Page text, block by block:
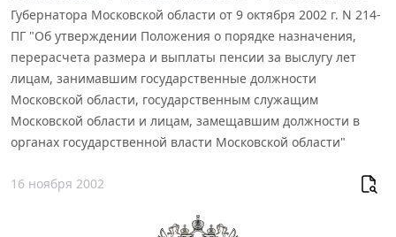
Губернатора Московской области от 9 октября 2002 г. N 214-
ПГ "Об утверждении Положения о порядке назначения,
перерасчета размера и выплаты пенсии за выслугу лет
лицам, занимавшим государственные должности
Московской области, государственным служащим
Московской области и лицам, замещавшим должности в
органах государственной власти Московской области"
16 ноября 2002